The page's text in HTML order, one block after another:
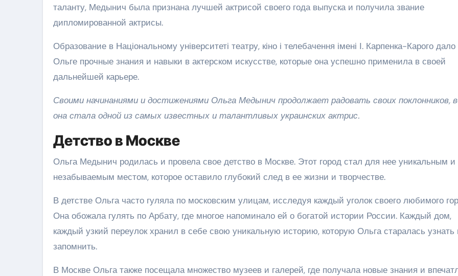
таланту, Медынич была признана лучшей актрисой своего года выпуска и получила звание
дипломированной актрисы.
Образование в Національному університеті театру, кіно і телебачення імені І. Карпенка-Карого дало
Ольге прочные знания и навыки в актерском искусстве, которые она успешно применила в своей
дальнейшей карьере.
Своими начинаниями и достижениями Ольга Медынич продолжает радовать своих поклонников,
она стала одной из самых известных и талантливых украинских актрис.
Детство в Москве
Ольга Медынич родилась и провела свое детство в Москве. Этот город стал для нее уникальным и
незабываемым местом, которое оставило глубокий след в ее жизни и творчестве.
В детстве Ольга часто гуляла по московским улицам, исследуя каждый уголок своего любимого
Она обожала гулять по Арбату, где многое напоминало ей о богатой истории России. Каждый дом,
каждый узкий переулок хранил в себе свою уникальную историю, которую Ольга старалась узнать
запомнить.
В Москве Ольга также посещала множество музеев и галерей, где получала новые знания и